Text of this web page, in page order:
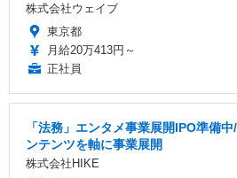
株式会社ウェイブ
東京都
月給20万413円～
正社員
「法務」エンタメ事業展開IPO準備
ンテンツを軸に事業展開
株式会社HIKE